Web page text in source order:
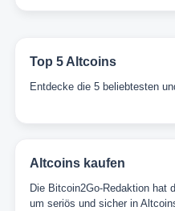
Top 5 Altcoins
Entdecke die 5 beliebtesten
Altcoins kaufen
Die Bitcoin2Go-Redaktion hat
um seriös und sicher in